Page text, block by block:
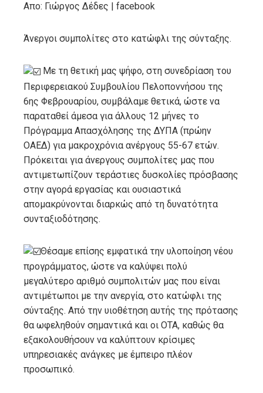
Απο: Γιώργος Δέδες | facebook
Άνεργοι συμπολίτες στο κατώφλι της σύνταξης.
Με τη θετική μας ψήφο, στη συνεδρίαση του
Περιφερειακού Συμβουλίου Πελοποννήσου της
6ης Φεβρουαρίου, συμβάλαμε θετικά, ώστε να
παραταθεί άμεσα για άλλους 12 μήνες το
Πρόγραμμα Απασχόλησης της ΔΥΠΑ (πρώην
ΟΑΕΔ) για μακροχρόνια ανέργους 55-67 ετών.
Πρόκειται για άνεργους συμπολίτες μας που
αντιμετωπίζουν τεράστιες δυσκολίες πρόσβασης
στην αγορά εργασίας και ουσιαστικά
απομακρύνονται διαρκώς από τη δυνατότητα
συνταξιοδότησης.
Θέσαμε επίσης εμφατικά την υλοποίηση νέου
προγράμματος, ώστε να καλύψει πολύ
μεγαλύτερο αριθμό συμπολιτών μας που είναι
αντιμέτωποι με την ανεργία, στο κατώφλι της
σύνταξης. Από την υιοθέτηση αυτής της πρότασης
θα ωφεληθούν σημαντικά και οι ΟΤΑ, καθώς θα
εξακολουθήσουν να καλύπτουν κρίσιμες
υπηρεσιακές ανάγκες με έμπειρο πλέον
προσωπικό.